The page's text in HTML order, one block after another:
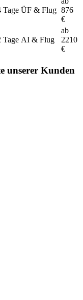
Tage ÜF & Flug 876
€
Tage AI & Flug
ab
2210
€
unserer Kunden